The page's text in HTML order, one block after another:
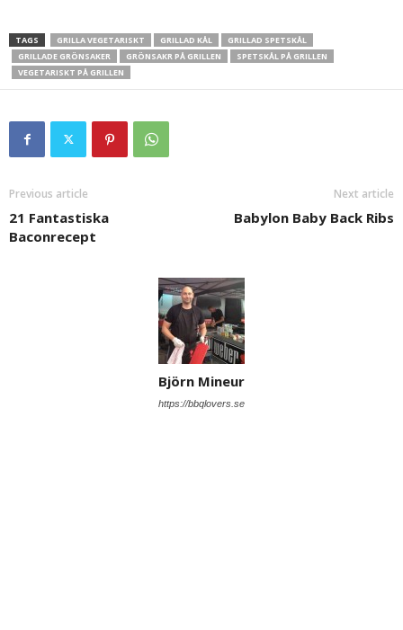
TAGS GRILLA VEGETARISKT GRILLAD KÅL
GRILLAD SPETSKÅL
GRILLADE GRÖNSAKER
GRÖNSAKR PÅ GRILLEN
SPETSKÅL PÅ GRILLEN
VEGETARISKT PÅ GRILLEN
Previous article
21 Fantastiska
Baconrecept
Next article
Babylon Baby Back Ribs
Björn Mineur
https://bbqlovers.se